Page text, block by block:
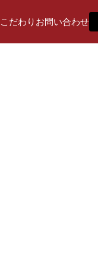
こだわりお問い合わせ